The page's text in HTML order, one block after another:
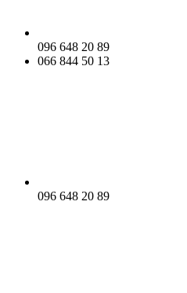
096 648 20 89
066 844 50 13
096 648 20 89